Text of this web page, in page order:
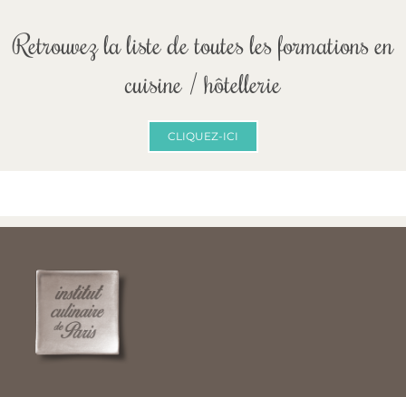
Retrouvez la liste de toutes les formations en
cuisine / hôtellerie
CLIQUEZ-ICI